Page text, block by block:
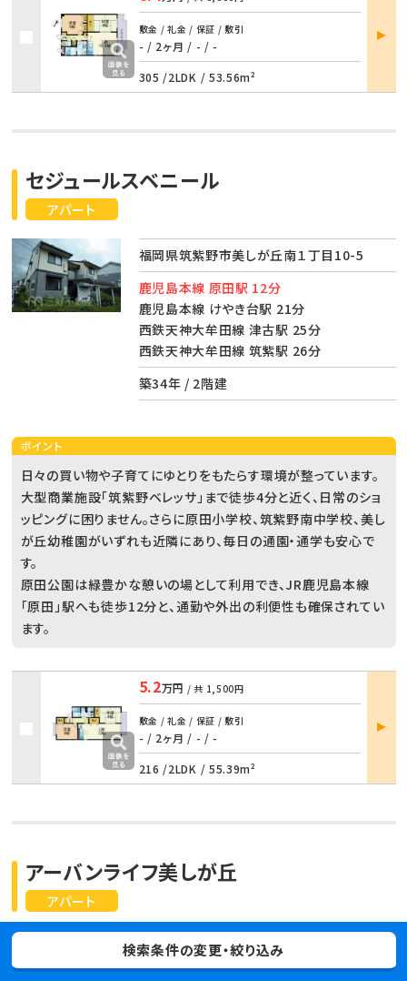
敷金 / 礼金 / 保証 / 敷引
- / 2ヶ月 / - / -
305 /2LDK / 53.56m²
部屋
詳細
アパート
セジュールスベニール
福岡県筑紫野市美しが丘南１丁目10-5
鹿児島本線 原田駅 12分
鹿児島本線 けやき台駅 21分
西鉄天神大牟田線 津古駅 25分
西鉄天神大牟田線 筑紫駅 26分
築34年 / 2階建
ポイント
日々の買い物や子育てにゆとりをもたらす環境が整っています。
大型商業施設「筑紫野ベレッサ」まで徒歩4分と近く、日常のショ
ッピングに困りません。さらに原田小学校、筑紫野南中学校、美し
が丘幼稚園がいずれも近隣にあり、毎日の通園・通学も安心で
す。
原田公園は緑豊かな憩いの場として利用でき、JR鹿児島本線
「原田」駅へも徒歩12分と、通勤や外出の利便性も確保されてい
ます。
5.2万円 / 共 1,500円
敷金 / 礼金 / 保証 / 敷引
- / 2ヶ月 / - / -
216 /2LDK / 55.39m²
部屋
詳細
アパート
アーバンライフ美しが丘
福岡県筑紫野市美しが丘北３丁目11-6
検索条件の変更・絞り込み